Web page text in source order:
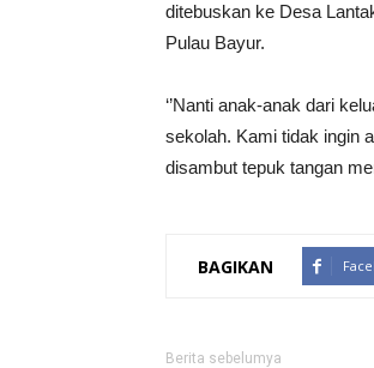
ditebuskan ke Desa
Pulau Bayur.
‘’Nanti anak-anak dari
sekolah. Kami tidak ingin
disambut tepuk tangan
BAGIKAN
Berita sebelumya